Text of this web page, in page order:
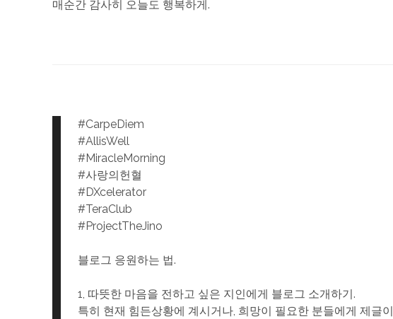
매순간 감사히 오늘도 행복하게.
#CarpeDiem
#AllisWell
#MiracleMorning
#사랑의헌혈
#DXcelerator
#TeraClub
#ProjectTheJino
블로그 응원하는 법.
1, 따뜻한 마음을 전하고 싶은 지인에게 블로그 소개하기.
특히 현재 힘든상황에 계시거나, 희망이 필요한 분들에게 제글